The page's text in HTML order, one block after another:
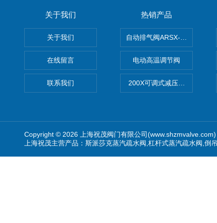
关于我们
关于我们
在线留言
联系我们
热销产品
自动排气阀ARSX-0015/
电动高温调节阀
200X可调式减压阀（减压稳
Copyright © 2026 上海祝茂阀门有限公司
上海祝茂主营产品：斯派莎克蒸汽疏水阀,杠杆式蒸汽疏水阀,倒